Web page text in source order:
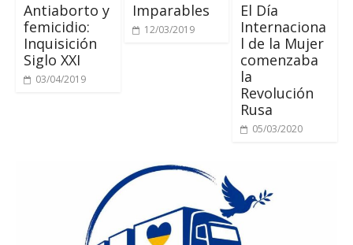
Antiaborto y
femicidio:
Inquisición
Siglo XXI
03/04/2019
Imparables
12/03/2019
El Día
Internaciona
l de la Mujer
comenzaba
la
Revolución
Rusa
05/03/2020